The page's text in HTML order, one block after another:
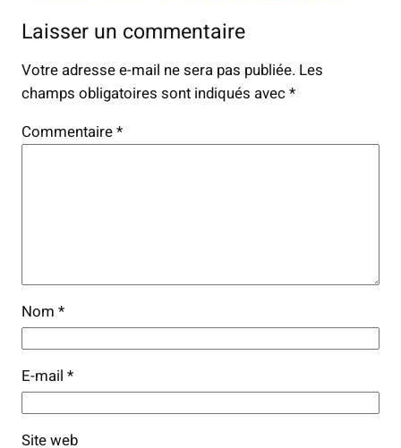
Laisser un commentaire
Votre adresse e-mail ne sera pas publiée. Les
champs obligatoires sont indiqués avec*
Commentaire*
Nom *
E-mail *
Site web